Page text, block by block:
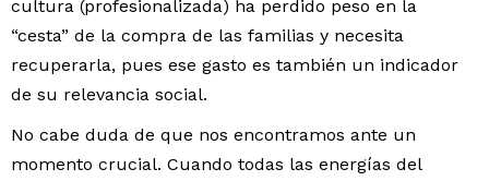
cultura (profesionalizada) ha perdido peso en la
“cesta” de la compra de las familias y necesita
recuperarla, pues ese gasto es también un indicador
de su relevancia social.
No cabe duda de que nos encontramos ante un
momento crucial. Cuando todas las energías del